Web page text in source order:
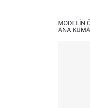
MODELIN
ANA